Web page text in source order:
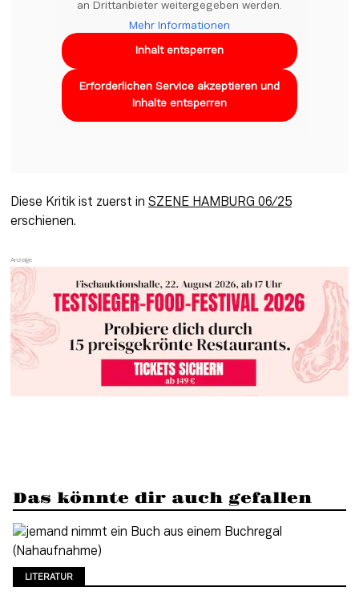
an Drittanbieter weitergegeben werden.
Mehr Informationen
Inhalt entsperren
Erforderlichen Service akzeptieren und
Inhalte entsperren
Diese Kritik ist zuerst in SZENE HAMBURG 06/25
erschienen.
Das könnte dir auch gefallen
LITERATUR